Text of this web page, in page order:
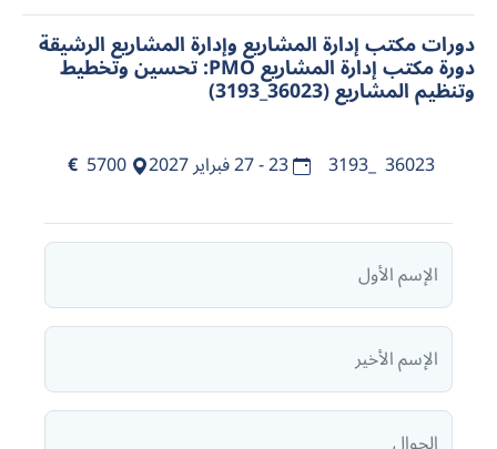
دورات مكتب إدارة المشاريع وإدارة المشاريع الرشيقة
دورة مكتب إدارة المشاريع PMO: تحسين وتخطيط
وتنظيم المشاريع (36023_3193)
36023_3193 23 - 27 فبراير 2027 5700
€